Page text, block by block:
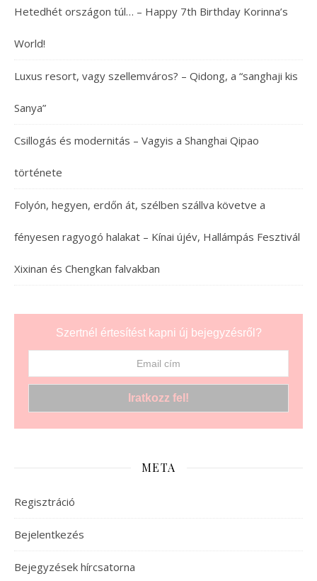
Hetedhét országon túl… – Happy 7th Birthday Korinna’s
World!
Luxus resort, vagy szellemváros? – Qidong, a “sanghaji kis
Sanya”
Csillogás és modernitás – Vagyis a Shanghai Qipao
története
Folyón, hegyen, erdőn át, szélben szállva követve a
fényesen ragyogó halakat – Kínai újév, Hallámpás Fesztivál
Xixinan és Chengkan falvakban
Szertnél értesítést kapni új bejegyzésről?
META
Regisztráció
Bejelentkezés
Bejegyzések hírcsatorna